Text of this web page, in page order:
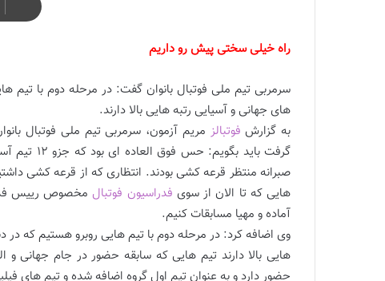
راه خیلی سختی پیش رو داریم
سرمربی تیم ملی فوتبال بانوان گفت: در مرحله دوم با
های جهانی و آسیایی رتبه هایی بالا دارند.
به گزارش فوتبالز مریم آزمون، سرمربی تیم ملی فوتبال
گرفت باید
صبرانه منتظر قرعه کشی بودند. انتظاری که از قرعه کشی
هایی که تا الان از سوی فدراسیون فوتبال مخصوص رییس
آماده و مهیا مسابقات کنیم.
وی اضافه کرد: در مرحله دوم با تیم هایی روبرو هستیم که
هایی بالا دارند تیم هایی که سابقه حضور در جام جهانی و
حضور دارد و به عنوان تیم اول گروه اضافه شده و تیم های